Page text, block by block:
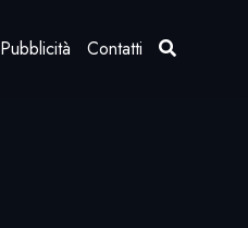
Pubblicità Contatti